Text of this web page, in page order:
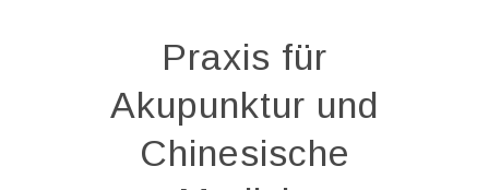
Praxis für
Akupunktur und
Chinesische